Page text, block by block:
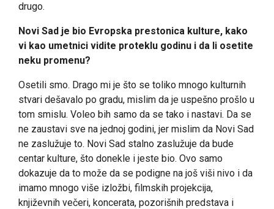
drugo.
Novi Sad je bio Evropska prestonica kulture, kako
vi kao umetnici vidite proteklu godinu i da li osetite
neku promenu?
Osetili smo. Drago mi je što se toliko mnogo kulturnih
stvari dešavalo po gradu, mislim da je uspešno prošlo u
tom smislu. Voleo bih samo da se tako i nastavi. Da se
ne zaustavi sve na jednoj godini, jer mislim da Novi Sad
ne zaslužuje to. Novi Sad stalno zaslužuje da bude
centar kulture, što donekle i jeste bio. Ovo samo
dokazuje da to može da se podigne na još viši nivo i da
imamo mnogo više izložbi, filmskih projekcija,
književnih večeri, koncerata, pozorišnih predstava i